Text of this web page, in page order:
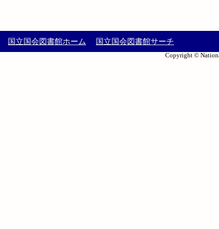
国立国会図書館ホーム 国立国会図書館サーチ
Copyright ©